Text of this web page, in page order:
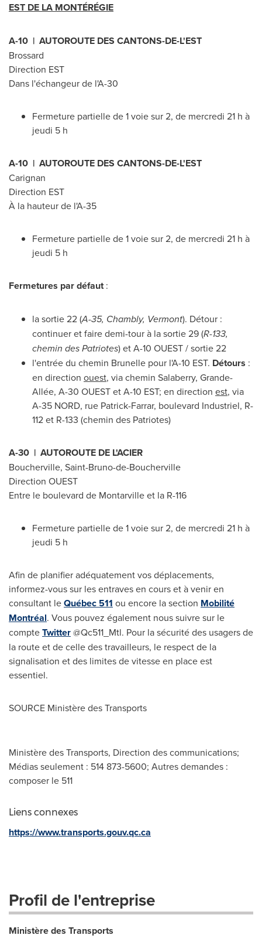
EST DE LA MONTÉRÉGIE
A-10 | AUTOROUTE DES CANTONS-DE-L'EST
Brossard
Direction EST
Dans l'échangeur de l'A-30
Fermeture partielle de 1 voie sur 2, de mercredi 21 h à
jeudi 5 h
A-10 | AUTOROUTE DES CANTONS-DE-L'EST
Carignan
Direction EST
À la hauteur de l'A-35
Fermeture partielle de 1 voie sur 2, de mercredi 21 h à
jeudi 5 h
Fermetures par défaut:
la sortie 22 (A-35, Chambly, Vermont). Détour :
continuer et faire demi-tour à la sortie 29 (R-133,
chemin des Patriotes) et A-10 OUEST / sortie 22
l'entrée du chemin Brunelle pour l'A-10 EST. Détours :
en direction ouest, via chemin Salaberry, Grande-
Allée, A-30 OUEST et A-10 EST; en direction est, via
A-35 NORD, rue Patrick-Farrar, boulevard Industriel, R-
112 et R-133 (chemin des Patriotes)
A-30 | AUTOROUTE DE L'ACIER
Boucherville, Saint-Bruno-de-Boucherville
Direction OUEST
Entre le boulevard de Montarville et la R-116
Fermeture partielle de 1 voie sur 2, de mercredi 21 h à
jeudi 5 h
Afin de planifier adéquatement vos déplacements,
informez-vous sur les entraves en cours et à venir en
consultant leQuébec 511 ou encore la section Mobilité
Montréal. Vous pouvez également nous suivre sur le
compteTwitter@Qc511_Mtl. Pour la sécurité des usagers de
la route et de celle des travailleurs, le respect de la
signalisation et des limites de vitesse en place est
essentiel.
SOURCE Ministère des Transports
Ministère des Transports, Direction des communications;
Médias seulement : 514 873-5600; Autres demandes :
composer le 511
Liens connexes
https://www.transports.gouv.qc.ca
Profil de l'entreprise
Ministère des Transports